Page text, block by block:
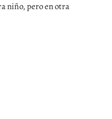
niño, pero en otra